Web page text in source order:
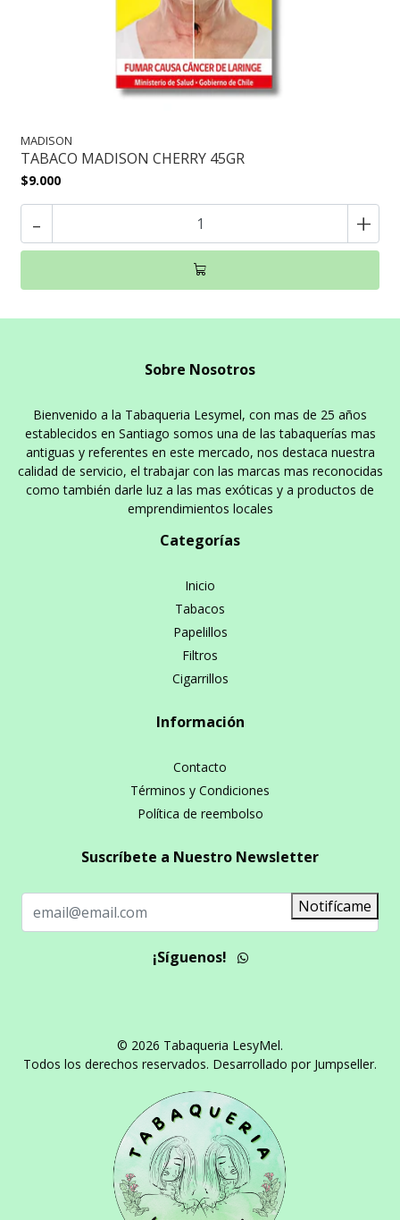
MADISON
TABACO MADISON CHERRY 45GR
$9.000
- +
Sobre Nosotros
Bienvenido a la Tabaqueria Lesymel, con mas de 25 años
establecidos en Santiago somos una de las tabaquerías mas
antiguas y referentes en este mercado, nos destaca nuestra
calidad de servicio, el trabajar con las marcas mas reconocidas
como también darle luz a las mas exóticas y a productos de
emprendimientos locales
Categorías
Inicio
Tabacos
Papelillos
Filtros
Cigarrillos
Información
Contacto
Términos y Condiciones
Política de reembolso
Suscríbete a Nuestro Newsletter
Notifícame
¡Síguenos!
© 2026 Tabaqueria LesyMel.
Todos los derechos reservados. Desarrollado por Jumpseller.